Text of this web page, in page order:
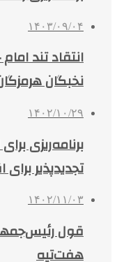
۱۴۰۳/۰۹/۰۴
انتقاد تند
نخبگان
۱۴۰۲/۱۰/۲۹
برنامه‌ریزی
تجدیدپذیر
۱۴۰۲/۱۱/۰۳
قول
هفت‌تپه